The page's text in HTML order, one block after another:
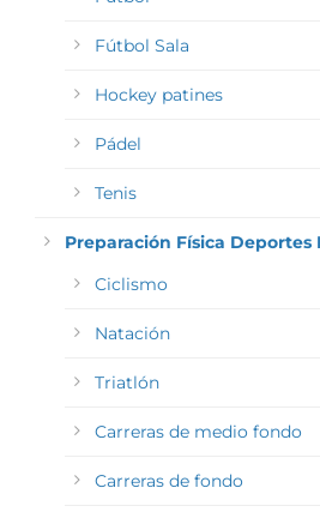
Fútbol Sala
Hockey patines
Pádel
Tenis
Preparación Física
Ciclismo
Natación
Triatlón
Carreras de medio fondo
Carreras de fondo